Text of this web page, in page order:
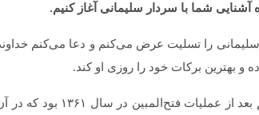
آشنایی شما با سردار سلیمانی آغاز کنیم.
را تسلیت عرض می‌کنم و دعا می‌کنم
و بهترین برکات خود را روزی او کند.
آشنایی بنده با سردار سلیمانی به زمان جنگ برمی­‌گردد و فکر می‌­کنم بعد از عملیات فتح­‌المبین در سال ۱۳۶۱